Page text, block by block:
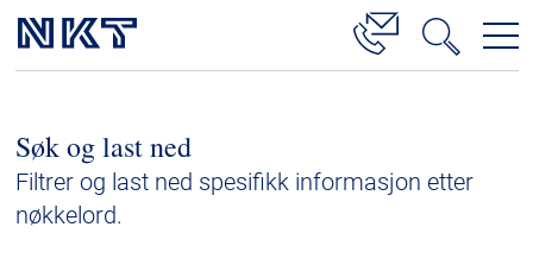
Høyspenningskabelløsninger
Kabelservice
Søk og last ned
Filtrer og last ned spesifikk informasjon etter
nøkkelord.